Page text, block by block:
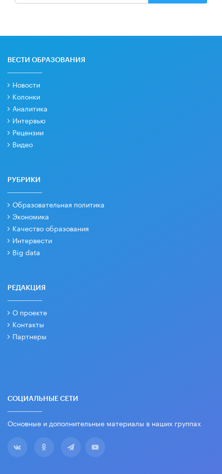
ВЕСТИ ОБРАЗОВАНИЯ
Новости
Колонки
Аналитика
Интервью
Рецензии
Видео
РУБРИКИ
Образовательная политика
Экономика
Качество образования
Интервести
Big data
РЕДАКЦИЯ
О проекте
Контакты
Партнеры
СОЦИАЛЬНЫЕ СЕТИ
Основные и дополнительные материалы в наших группах